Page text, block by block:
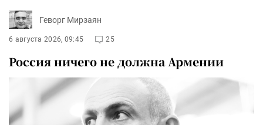
Геворг Мирзаян
6 августа 2026, 09:45 25
Россия ничего не должна Армении